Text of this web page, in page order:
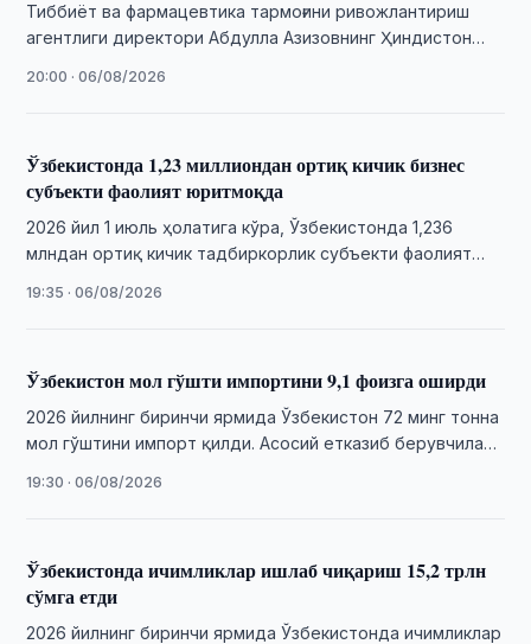
Тиббиёт ва фармацевтика тармоғини ривожлантириш
агентлиги директори Абдулла Азизовнинг Ҳиндистон
етакчи фармацевтика компанияларидан бири — …
20:00 · 06/08/2026
Ўзбекистонда 1,23 миллиондан ортиқ кичик бизнес
субъекти фаолият юритмоқда
2026 йил 1 июль ҳолатига кўра, Ўзбекистонда 1,236
млндан ортиқ кичик тадбиркорлик субъекти фаолият
19:35 · 06/08/2026
Ўзбекистон мол гўшти импортини 9,1 фоизга оширди
2026 йилнинг биринчи ярмида Ўзбекистон 72 минг тонна
мол гўштини импорт қилди. Асосий етказиб берувчилар
19:30 · 06/08/2026
Ўзбекистонда ичимликлар ишлаб чиқариш 15,2 трлн
сўмга етди
2026 йилнинг биринчи ярмида Ўзбекистонда ичимликлар